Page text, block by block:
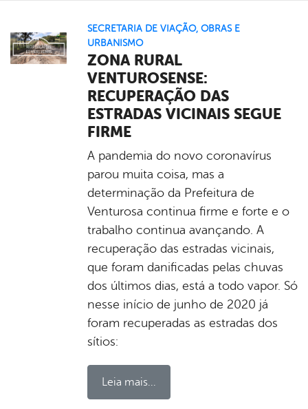
SECRETARIA DE VIAÇÃO, OBRAS E
URBANISMO
ZONA RURAL
VENTUROSENSE:
RECUPERAÇÃO DAS
ESTRADAS VICINAIS SEGUE
FIRME
A pandemia do novo coronavírus
parou muita coisa, mas a
determinação da Prefeitura de
Venturosa continua firme e forte e o
trabalho continua avançando. A
recuperação das estradas vicinais,
que foram danificadas pelas chuvas
dos últimos dias, está a todo vapor. Só
nesse início de junho de 2020 já
foram recuperadas as estradas dos
sítios:
Leia mais...